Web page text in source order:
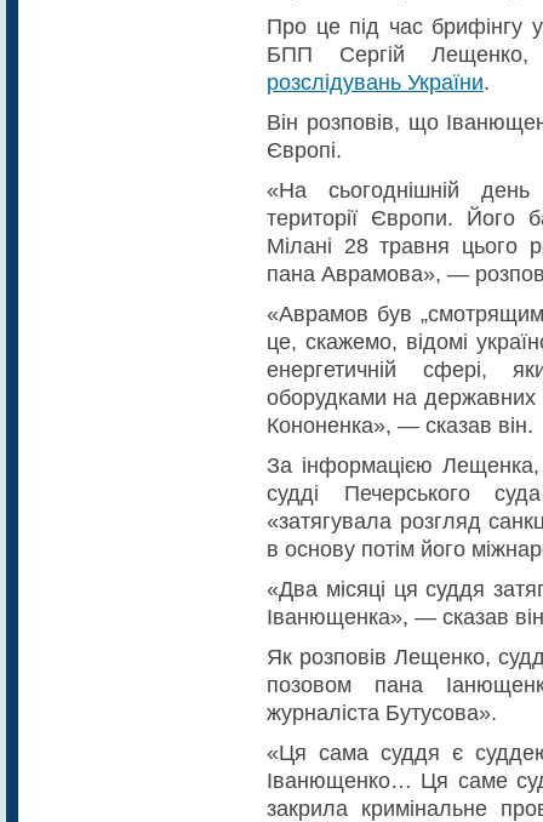
Про це під час брифінгу
БПП Сергій
розслідувань України.
Він розповів, що
Європі.
«На сьогоднішній
території Європи. Його
Мілані 28 травня цього
пана Аврамова», —
«Аврамов був
це, скажемо, відомі
енергетичній сфері,
оборудками на державних
Кононенка», — сказав він.
За інформацією
судді Печерського
«затягувала розгляд
в основу потім його
«Два місяці ця суддя
Іванющенка», — сказав
Як розповів Лещенко,
позовом пана
журналіста Бутусова».
«Ця сама суддя є
Іванющенко… Ця саме
закрила кримінальне